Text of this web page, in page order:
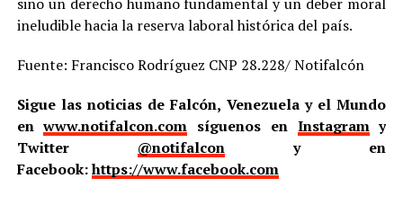
sino un derecho humano fundamental y un deber moral
ineludible hacia la reserva laboral histórica del país.
Fuente: Francisco Rodríguez CNP 28.228/ Notifalcón
Sigue las noticias de Falcón, Venezuela y el Mundo
enwww.notifalcon.com síguenos en Instagramy
Twitter @notifalcony en
Facebook:https://www.facebook.com